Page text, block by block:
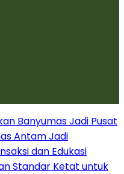
Banyumas Jadi Pusat
Antam Jadi
dan Edukasi
Standar Ketat untuk